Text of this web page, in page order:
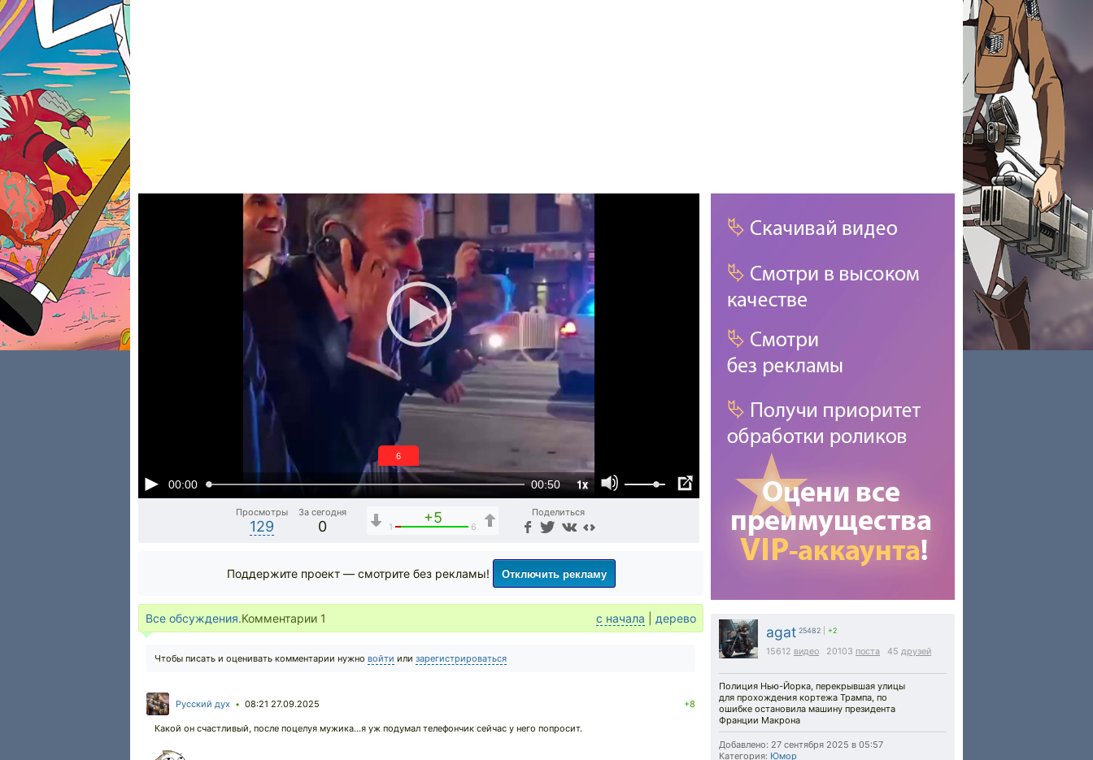
00:00 00:50 1x
5
Просмотры
129
За сегодня
0
+5
1 6
Поделиться
agat 25482 +2
15612 видео 20103 поста 45 друзей
Полиция Нью-Йорка, перекрывшая улицы
для прохождения кортежа Трампа, по
ошибке остановила машину президента
Франции Макрона
Добавлено: 27 сентября 2025 в 05:57
Категория: Юмор
Поддержите проект — смотрите без рекламы! Отключить рекламу
Все обсуждения.Комментарии 1 с начала дерево
Чтобы писать и оценивать комментарии нужно войти или зарегистрироваться
Русский дух • 08:21 27.09.2025 +8
Какой он счастливый, после поцелуя мужика...я уж подумал телефончик сейчас у него попросит.